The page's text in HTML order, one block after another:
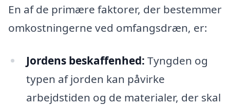
En af de primære faktorer, der bestemmer
omkostningerne ved omfangsdræn, er:
Jordens beskaffenhed: Tyngden og
typen af jorden kan påvirke
arbejdstiden og de materialer, der skal